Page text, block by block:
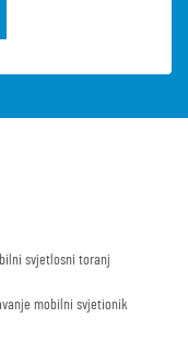
svjetlosni toranj
mobilni svjetionik